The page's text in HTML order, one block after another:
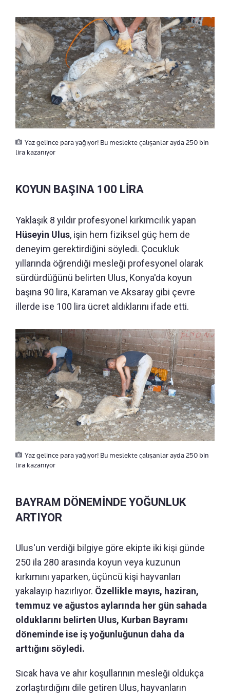
Yaz gelince para yağıyor! Bu meslekte çalışanlar ayda 250 bin
lira kazanıyor
KOYUN BAŞINA 100 LİRA
Yaklaşık 8 yıldır profesyonel kırkımcılık yapan
Hüseyin Ulus, işin hem fiziksel güç hem de
deneyim gerektirdiğini söyledi. Çocukluk
yıllarında öğrendiği mesleği profesyonel olarak
sürdürdüğünü belirten Ulus, Konya'da koyun
başına 90 lira, Karaman ve Aksaray gibi çevre
illerde ise 100 lira ücret aldıklarını ifade etti.
Yaz gelince para yağıyor! Bu meslekte çalışanlar ayda 250 bin
lira kazanıyor
BAYRAM DÖNEMİNDE YOĞUNLUK
ARTIYOR
Ulus'un verdiği bilgiye göre ekipte iki kişi günde
250 ila 280 arasında koyun veya kuzunun
kırkımını yaparken, üçüncü kişi hayvanları
yakalayıp hazırlıyor. Özellikle mayıs, haziran,
temmuz ve ağustos aylarında her gün sahada
olduklarını belirten Ulus, Kurban Bayramı
döneminde ise iş yoğunluğunun daha da
arttığını söyledi.
Sıcak hava ve ahır koşullarının mesleği oldukça
zorlaştırdığını dile getiren Ulus, hayvanların